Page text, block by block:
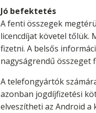
Jó befektetés
A fenti összegek
licencdíjat követel tőlük.
fizetni. A belsős
nagyságrendű összeget
A telefongyártók
azonban jogdíjfizetési
elveszítheti az Android a